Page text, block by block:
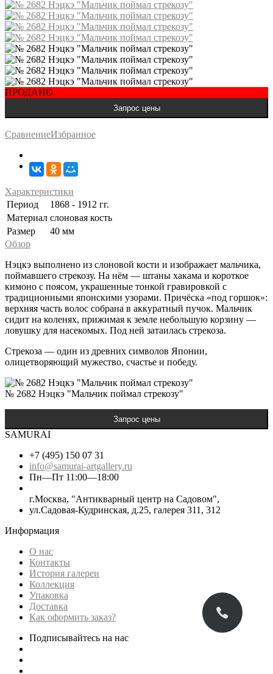
ПРОДАНО
СравнениеИзбранное
Характеристики
Период
1868 - 1912 гг.
Материал слоновая кость
Размер
40 мм
Обзор
Нэцкэ выполнено из слоновой кости и изображает мальчика,
поймавшего стрекозу. На нём — штаны хакама и короткое
кимоно с поясом, украшенные тонкой гравировкой с
традиционными японскими узорами. Причёска «под горшок»:
верхняя часть волос собрана в аккуратный пучок. Мальчик
сидит на коленях, прижимая к земле небольшую корзину —
ловушку для насекомых. Под ней затаилась стрекоза.
Стрекоза — один из древних символов Японии,
олицетворяющий мужество, счастье и победу.
№ 2682 Нэцкэ "Мальчик поймал стрекозу"
SAMURAI
+7 (495) 150 07 31
info@samurai-artgallery.ru
Пн—Пт 11:00—18:00
г.Москва, "Антикварный центр на Садовом",
ул.Садовая-Кудринская, д.25, галерея 311, 312
Информация
О нас
Контакты
История галереи
Коллекция
Упаковка
Доставка
Как оформить заказ?
Подписывайтесь на нас